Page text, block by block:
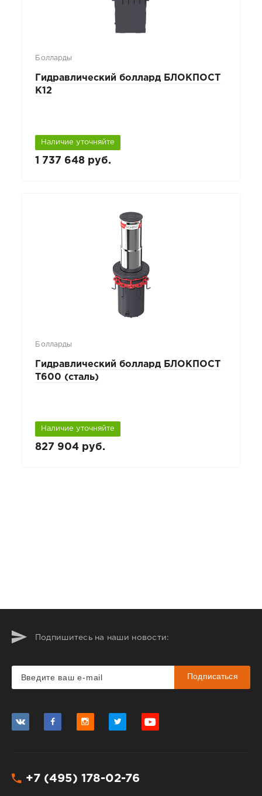
Болларды
Гидравлический боллард БЛОКПОСТ
К12
Наличие уточняйте
1 737 648 руб.
Болларды
Гидравлический боллард БЛОКПОСТ
Т600 (сталь)
Наличие уточняйте
827 904 руб.
Подпишитесь на наши новости:
Подписаться
+7 (495) 178-02-76